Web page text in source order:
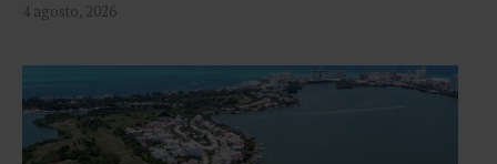
4 agosto, 2026